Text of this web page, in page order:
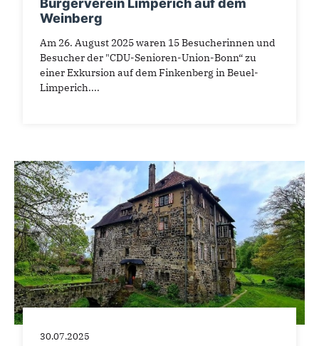
Bürgerverein Limperich auf dem
Weinberg
Am 26. August 2025 waren 15 Besucherinnen und
Besucher der "CDU-Senioren-Union-Bonn“ zu
einer Exkursion auf dem Finkenberg in Beuel-
Limperich....
30.07.2025